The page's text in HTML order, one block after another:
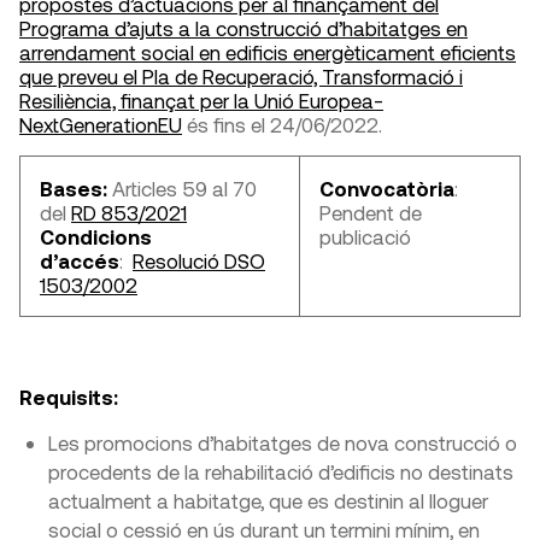
Programa d’ajuts a la construcció d’habitatges en
arrendament social en edificis energèticament eficients
que preveu el Pla de Recuperació, Transformació i
Resiliència, finançat per la Unió Europea-
NextGenerationEU ​ és fins el 24/06/2022.
Bases: Articles 59 al 70
del RD 853/2021
Condicions
d’accés: Resolució DSO
1503/2002
Convocatòria:
Pendent de
publicació
​Requisits:
Les promocions d’habitatges de nova construcció o
procedents de la rehabilitació d’edificis no destinats
actualment a habitatge, que es destinin al lloguer
social o cessió en ús durant un termini mínim, en